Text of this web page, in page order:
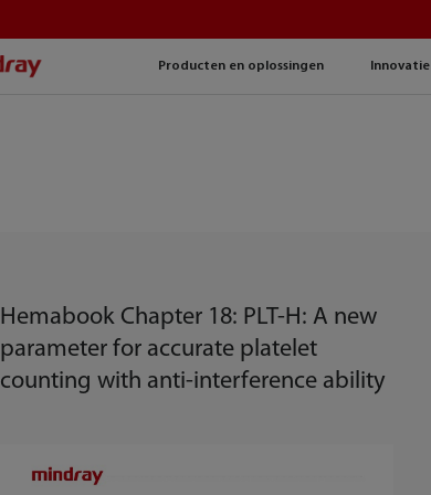
Producten en oplossingen Innovatie
Hemabook Chapter 18: PLT-H: A new
parameter for accurate platelet
counting with anti-interference ability